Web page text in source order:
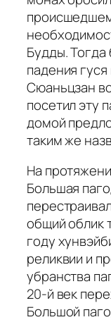
Будды.
падения
Сюаньцзан
посетил эту
домой
таким же
На
Большая
общий облик
году
реликвии и
убранства
20-й век
Большой